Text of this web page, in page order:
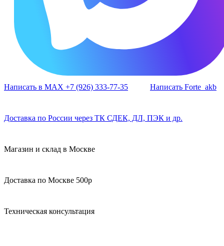
Написать в MAX +7 (926) 333-77-35 Написать Forte_akb
Доставка по России через ТК СДЕК, ДЛ, ПЭК и др.
Магазин и склад в Москве
Доставка по Москве 500р
Техническая консультация